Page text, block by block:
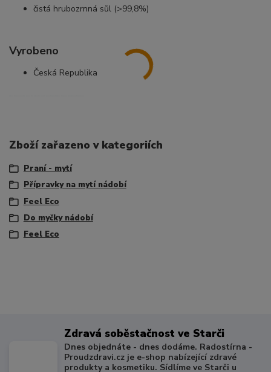
čistá hrubozrnná sůl (>99,8%)
Vyrobeno
Česká Republika
Zboží zařazeno v kategoriích
Praní - mytí
Přípravky na mytí nádobí
Feel Eco
Do myčky nádobí
Feel Eco
Zdravá soběstačnost ve Starči
Dnes objednáte - dnes dodáme. Radostírna -
Proudzdravi.cz je e-shop nabízející zdravé
produkty a kosmetiku. Sídlíme ve Starči u